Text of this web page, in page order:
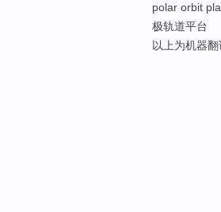
polar orbit
极轨道平台
以上为机器